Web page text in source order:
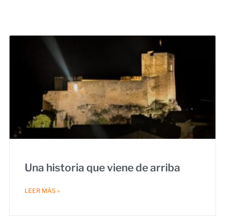
Una historia que viene de arriba
LEER MÁS »